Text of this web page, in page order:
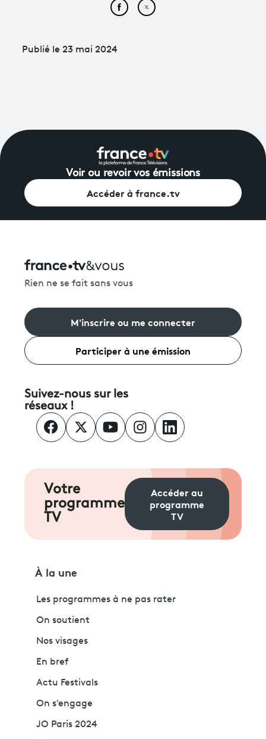
Partager cet article sur
Partager cet article sur
Publié le 23 mai 2024
Voir ou revoir vos émissions
Accéder à france.tv
Rien ne se fait sans vous
M'inscrire ou me connecter
Participer à une émission
Suivez-nous sur les
réseaux !
Votre
programme
TV
Accéder au
programme
TV
À la une
Les programmes à ne pas rater
On soutient
Nos visages
En bref
Actu Festivals
On s'engage
JO Paris 2024